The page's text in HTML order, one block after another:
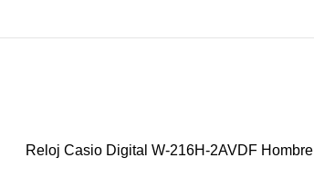
-41%
Reloj Casio Digital W-216H-2AVDF Hombre